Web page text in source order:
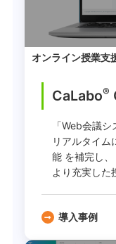
オンライン授業支
CaLabo®
「Web会議
リアルタイム
能 を補完し、
より充実した
導入事例